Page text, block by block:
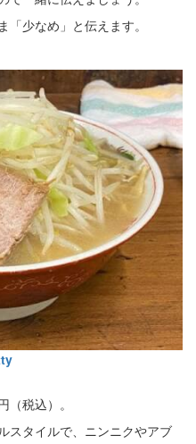
少なめ」と伝えます。
税込）。
スタイルで、ニンニクやアブ